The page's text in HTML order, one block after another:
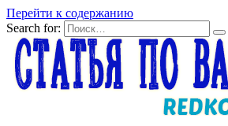
Перейти к содержанию
Search for: